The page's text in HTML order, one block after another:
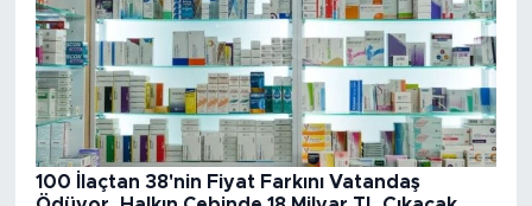
100 İlaçtan 38'nin Fiyat Farkını Vatandaş